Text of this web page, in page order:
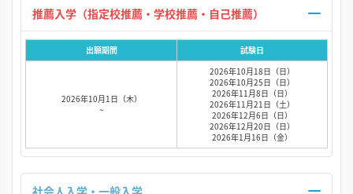
出願期間 試験日
2026年10月1日（木）
~
2026年10月18日（日）
2026年10月25日（日）
2026年11月8日（日）
2026年11月21日（土）
2026年12月6日（日）
2026年12月20日（日）
2026年1月16日（金）